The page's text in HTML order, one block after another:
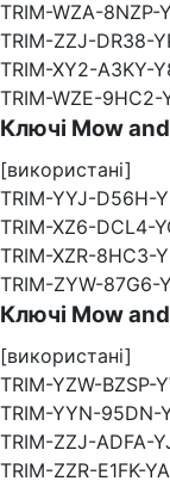
TRIM-WZA-8NZP-
TRIM-ZZJ-DR38-
TRIM-XY2-A3KY-
TRIM-WZE-9HC2-
Ключі Mow
[використані]
TRIM-YYJ-D56H-
TRIM-XZ6-DCL4-
TRIM-XZR-8HC3-
TRIM-ZYW-87G6-
Ключі Mow
[використані]
TRIM-YZW-BZSP-
TRIM-YYN-95DN-
TRIM-ZZJ-ADFA-
TRIM-ZZR-E1FK-